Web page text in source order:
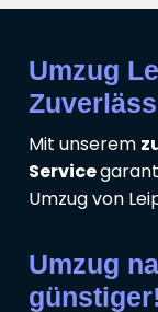
Umzug
Mit unserem
Service
Umzug von
Umzug
günstiger!